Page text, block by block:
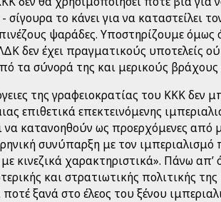
το κάνει για να καταστείλει
ψαράδες. Υποστηρίζουμε όμως
δεν έχει πραγματικούς υποτελείς
τα σύνορά της και μερικούς
της γραφειοκρατίας του ΚΚΚ δεν
επιθετικά επεκτεινόμενης
να κατανοηθούν ως προερχόμενες από
συνύπαρξη με τον ιμπεριαλισμό
κινεζικά χαρακτηριστικά». Πάνω απ’
και στρατιωτικής πολιτικής της
ποτέ ξανά στο έλεος του ξένου